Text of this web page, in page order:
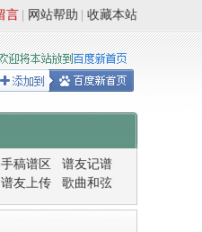
收藏本站
网站帮助
言
手稿谱区
谱友记谱
谱友上传
歌曲和弦